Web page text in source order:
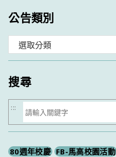
公告類別
類
搜尋
搜
尋
:::
80週年校慶 FB-馬高校園活動